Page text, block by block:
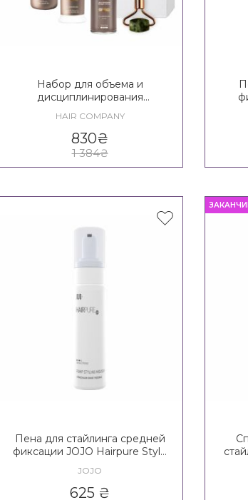
Набор для объема и
дисциплинирования
Company Inimitable Style
Density TRAVEL MAXІ
HAIR COMPANY
830₴
1 384₴
Пена для стайлинга средней
фиксации JOJO Hairpure Style
JOJO
625 ₴